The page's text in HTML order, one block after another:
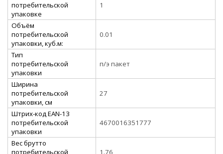
потребительской
упаковке
1
Объём
потребительской
упаковки, куб.м:
0.01
Тип
потребительской
упаковки
п/э пакет
Ширина
потребительской
упаковки, см
27
Штрих-код EAN-13
потребительской
упаковки
4670016351777
Вес брутто
потребительской
1.76